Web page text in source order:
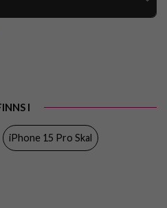
MagSafe-kompatibel, Stöttålig
Genomskinlig, Guld
Hårdplast (PC), Mjukplast (TPU)
I
iPhone 15 Pro Skal